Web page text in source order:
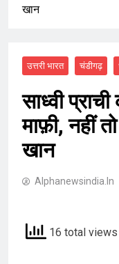
खान
उत्तरी भारत चंडीगढ़
साध्वी
माफ़ी, नहीं
खान
Alphanewsindia.in
16 total views